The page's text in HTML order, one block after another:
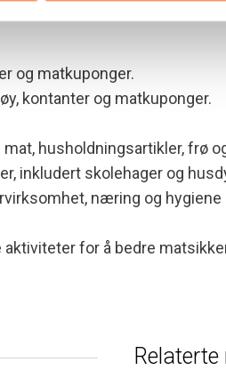
og matkuponger.
kontanter og matkuponger.
husholdningsartikler, frø
inkludert skolehager og
næring og
for å bedre
Relaterte